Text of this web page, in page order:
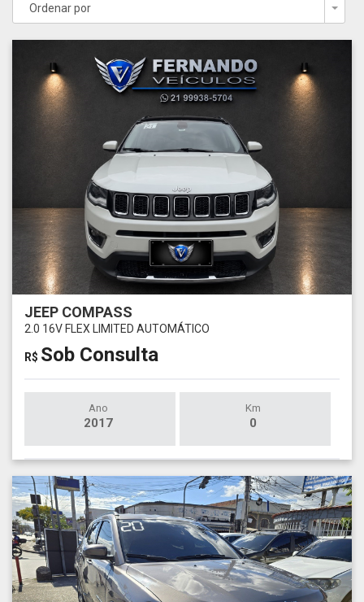
Ordenar por
JEEP COMPASS
2.0 16V FLEX LIMITED AUTOMÁTICO
R$ Sob Consulta
Ano
2017
Km
0